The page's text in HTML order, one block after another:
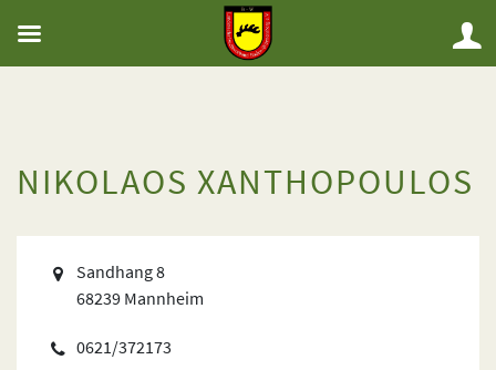
NIKOLAOS XANTHOPOULOS
Sandhang 8
68239 Mannheim
0621/372173